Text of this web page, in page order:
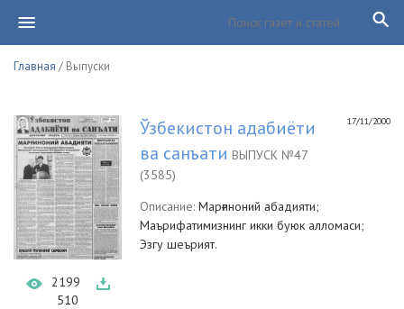
Главная / Выпуски
2199
510
17/11/2000
Ўзбекистон адабиёти
ва санъати ВЫПУСК №47
(3585)
Описание: Марғиноний абадияти;
Маърифатимизнинг икки буюк алломаси;
Эзгу шеърият.